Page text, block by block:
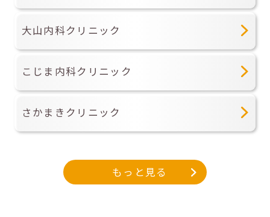
大山内科クリニック
こじま内科クリニック
さかまきクリニック
もっと見る